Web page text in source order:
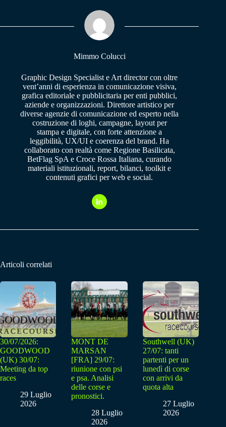
pp m
Mimmo Colucci
Graphic Design Specialist e Art director con oltre
vent’anni di esperienza in comunicazione visiva,
grafica editoriale e pubblicitaria per enti pubblici,
aziende e organizzazioni. Direttore artistico per
diverse agenzie di comunicazione ed esperto nella
costruzione di loghi, campagne, layout per
stampa e digitale, con forte attenzione a
leggibilità, UX/UI e coerenza del brand. Ha
collaborato con realtà come Regione Basilicata,
BetFlag SpA e Croce Rossa Italiana, curando
materiali istituzionali, report, bilanci, toolkit e
contenuti grafici per web e social.
Articoli correlati
30/07/2026:
GOODWOOD
(UK) 30/07:
Meeting da top
races
29 Luglio
2026
MONT DE
MARSAN
[FRA] 29/07:
riunione con psi
e psa. Analisi
delle corse e
pronostici.
28 Luglio
2026
Southwell (UK)
27/07: tanti
partenti per un
lunedì di corse
con arrivi da
quota alta
27 Luglio
2026